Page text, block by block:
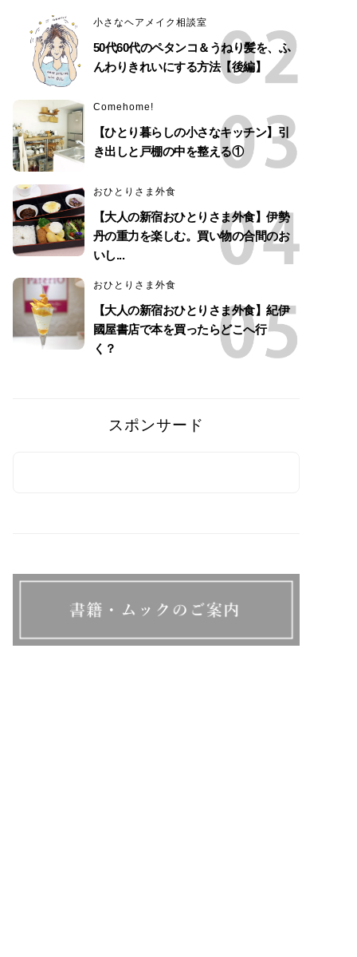
小さなヘアメイク相談室
50代60代のペタンコ＆うねり髪を、ふ
んわりきれいにする方法【後編】
Comehome!
【ひとり暮らしの小さなキッチン】引
き出しと戸棚の中を整える①
おひとりさま外食
【大人の新宿おひとりさま外食】伊勢
丹の重力を楽しむ。買い物の合間のお
いし...
おひとりさま外食
【大人の新宿おひとりさま外食】紀伊
國屋書店で本を買ったらどこへ行
く？
スポンサード